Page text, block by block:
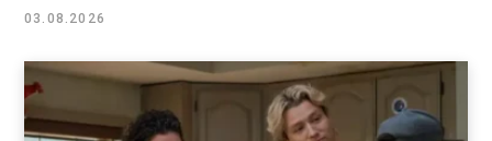
03.08.2026